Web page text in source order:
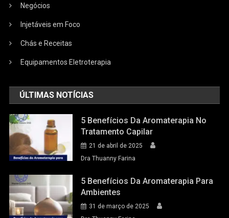
Negócios
Injetáveis em Foco
Chás e Receitas
Equipamentos Eletroterapia
ÚLTIMAS NOTÍCIAS
5 Benefícios Da Aromaterapia No
Tratamento Capilar
21 de abril de 2025
Dra Thuanny Farina
5 Benefícios Da Aromaterapia Para
Ambientes
31 de março de 2025